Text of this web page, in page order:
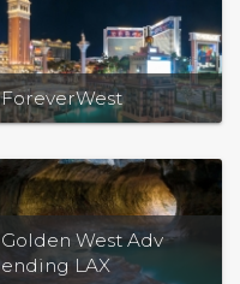
ForeverWest
Golden West Adv
ending LAX